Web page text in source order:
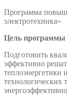
Программа
электротехника»
Цель программы
Подготовить
эффективно
теплоэнергетики
технологических